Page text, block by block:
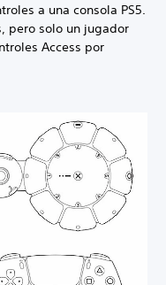
a una consola PS5.
pero solo un jugador
Access por